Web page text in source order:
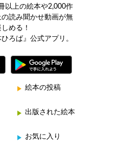
以上の絵本や2,000作
の読み聞かせ動画が無
める！
ひろば』公式アプリ。
絵本の投稿
出版された絵本
お気に入り